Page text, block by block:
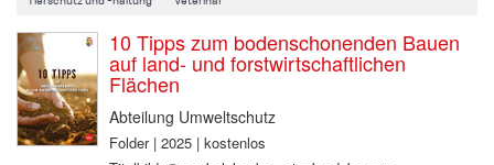
10 Tipps zum bodenschonenden Bauen
auf land- und forstwirtschaftlichen
Flächen
Abteilung Umweltschutz
Folder | 2025 | kostenlos